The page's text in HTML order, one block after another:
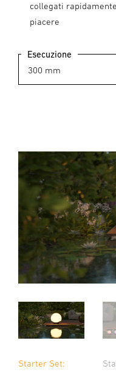
collegati
piacere
Esecuzione
Starter Set: